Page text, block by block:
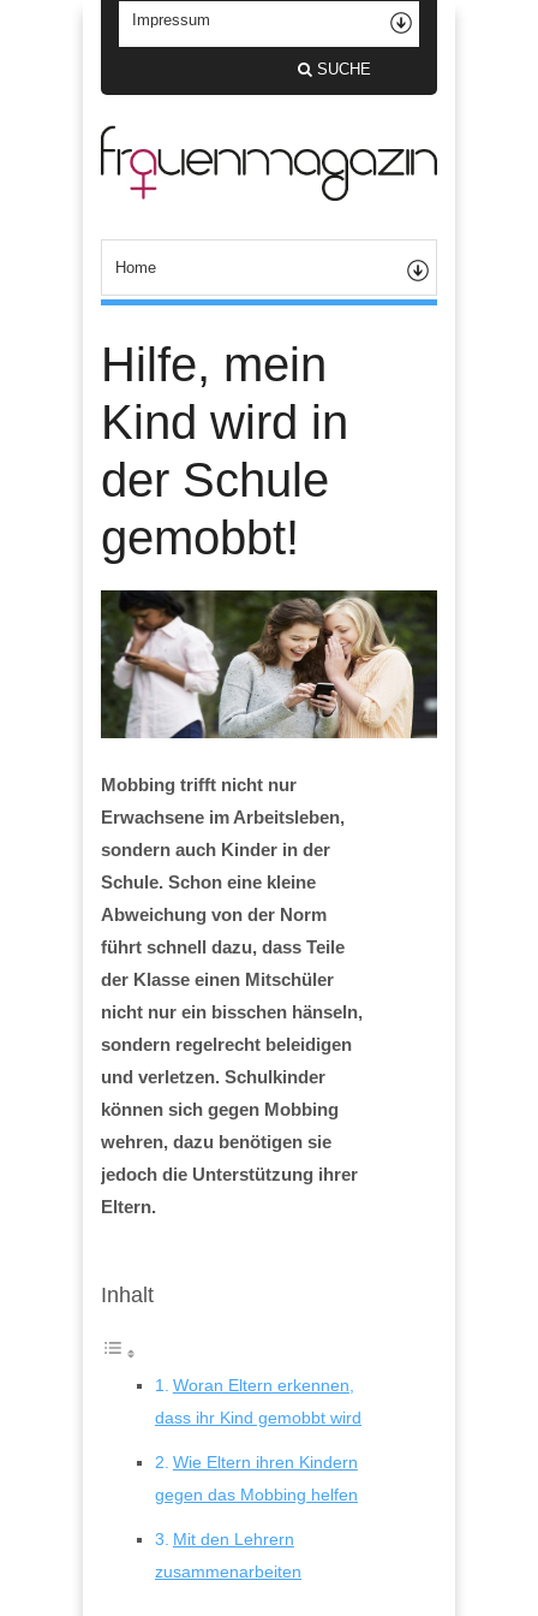
SUCHE
Hilfe, mein
Kind wird in
der Schule
gemobbt!
Mobbing trifft nicht nur
Erwachsene im Arbeitsleben,
sondern auch Kinder in der
Schule. Schon eine kleine
Abweichung von der Norm
führt schnell dazu, dass Teile
der Klasse einen Mitschüler
nicht nur ein bisschen hänseln,
sondern regelrecht beleidigen
und verletzen. Schulkinder
können sich gegen Mobbing
wehren, dazu benötigen sie
jedoch die Unterstützung ihrer
Eltern.
Inhalt
Woran Eltern erkennen,
dass ihr Kind gemobbt wird
Wie Eltern ihren Kindern
gegen das Mobbing helfen
Mit den Lehrern
zusammenarbeiten